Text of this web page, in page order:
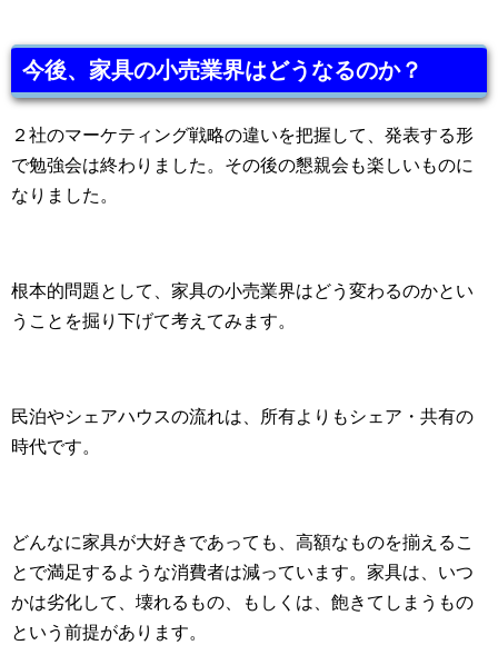
今後、家具の小売業界はどうなるのか？
２社のマーケティング戦略の違いを把握して、発表する形
で勉強会は終わりました。その後の懇親会も楽しいものに
なりました。
根本的問題として、家具の小売業界はどう変わるのかとい
うことを掘り下げて考えてみます。
民泊やシェアハウスの流れは、所有よりもシェア・共有の
時代です。
どんなに家具が大好きであっても、高額なものを揃えるこ
とで満足するような消費者は減っています。家具は、いつ
かは劣化して、壊れるもの、もしくは、飽きてしまうもの
という前提があります。